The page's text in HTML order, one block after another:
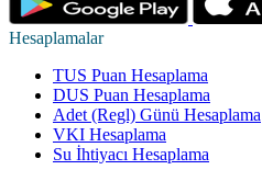
Hesaplamalar
TUS Puan Hesaplama
DUS Puan Hesaplama
Adet (Regl) Günü Hesaplama
VKI Hesaplama
Su İhtiyacı Hesaplama